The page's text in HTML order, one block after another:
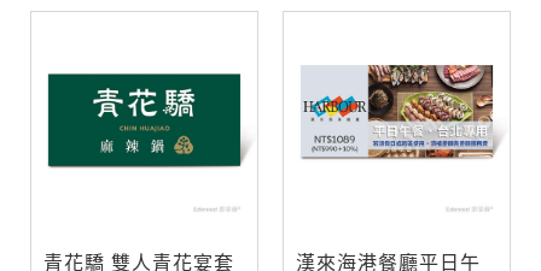
青花驕 雙人青花宴套
漢來海港餐廳平日午